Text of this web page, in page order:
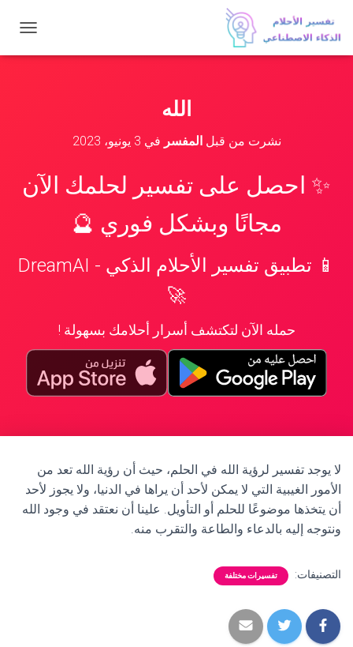
ب
ل
الله
نشرت من قبلالمفسر في 3 يونيو، 2023
✨ احصل على تفسير لحلمك الآن
مجانًا وبشكل فوري 🔮
📱 تطبيق تفسير الأحلام الذكي - DreamAI
🚀
حمله الآن لتكتشف أسرار أحلامك بسهولة !
لا يوجد تفسير لرؤية الله في الحلم، حيث أن رؤية الله تعد من
الأمور الغيبية التي لا يمكن لأحد أن يراها في الدنيا، ولا يجوز لأحد
أن يتخذها موضوعًا للحلم أو التأويل. علينا أن نعتقد في وجود الله
ونتوجه إليه بالدعاء والطاعة والتقرب منه.
التصنيفات: تفسيرات مختلفة